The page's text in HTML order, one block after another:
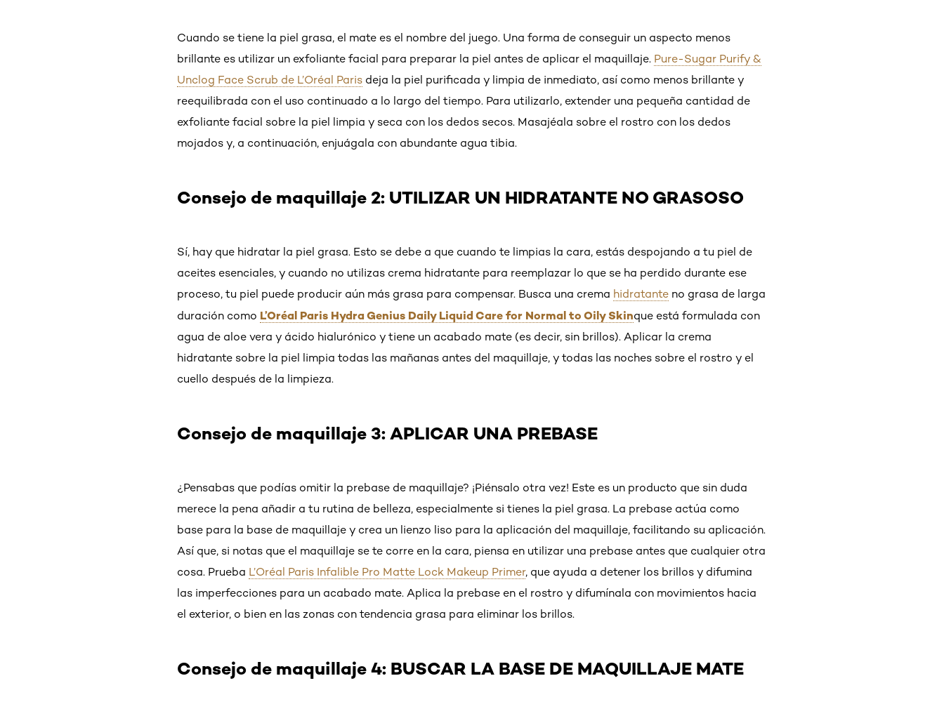
Cuando se tiene la piel grasa, el mate es el nombre del juego. Una forma de conseguir un aspecto menos
brillante es utilizar un exfoliante facial para preparar la piel antes de aplicar el maquillaje. Pure-Sugar Purify &
Unclog Face Scrub de L’Oréal Paris deja la piel purificada y limpia de inmediato, así como menos brillante y
reequilibrada con el uso continuado a lo largo del tiempo. Para utilizarlo, extender una pequeña cantidad de
exfoliante facial sobre la piel limpia y seca con los dedos secos. Masajéala sobre el rostro con los dedos
mojados y, a continuación, enjuágala con abundante agua tibia.
Consejo de maquillaje 2: UTILIZAR UN ​HIDRATANTE NO GRASOSO
Sí, hay que hidratar la piel grasa. Esto se debe a que cuando te limpias la cara, estás despojando a tu piel de
aceites esenciales, y cuando no utilizas crema hidratante para reemplazar lo que se ha perdido durante ese
proceso, tu piel puede producir aún más grasa para compensar. Busca una crema hidratante no grasa de larga
duración como L’Oréal Paris Hydra Genius Daily Liquid Care for Normal to Oily Skinque está formulada con
agua de aloe vera y ácido hialurónico y tiene un acabado mate (es decir, sin brillos). Aplicar la crema
hidratante sobre la piel limpia todas las mañanas antes del maquillaje, y todas las noches sobre el rostro y el
cuello después de la limpieza.
Consejo de maquillaje 3: APLICAR UNA PREBASE
¿Pensabas que podías omitir la prebase de maquillaje? ¡Piénsalo otra vez! Este es un producto que sin duda
merece la pena añadir a tu rutina de belleza, especialmente si tienes la piel grasa. La prebase actúa como
base para la base de maquillaje y crea un lienzo liso para la aplicación del maquillaje, facilitando su aplicación.
Así que, si notas que el maquillaje se te corre en la cara, piensa en utilizar una prebase antes que cualquier otra
cosa. Prueba L’Oréal Paris Infalible Pro Matte Lock Makeup Primer, que ayuda a detener los brillos y difumina
las imperfecciones para un acabado mate. Aplica la prebase en el rostro y difumínala con movimientos hacia
el exterior, o bien en las zonas con tendencia grasa para eliminar los brillos.
Consejo de maquillaje 4: BUSCAR LA BASE DE MAQUILLAJE MATE